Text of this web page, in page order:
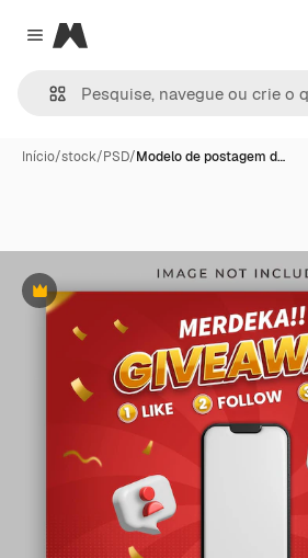
Close menu
Magnific
Início/stock/PSD/Modelo de postagem d…
Premium